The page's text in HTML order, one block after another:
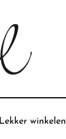
Lekker winkelen